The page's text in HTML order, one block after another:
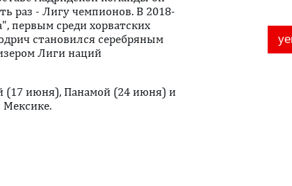
раз - Лигу чемпионов. В 2018-
первым среди хорватских
становился серебряным
Лиги наций
(17 июня), Панамой (24 июня) и